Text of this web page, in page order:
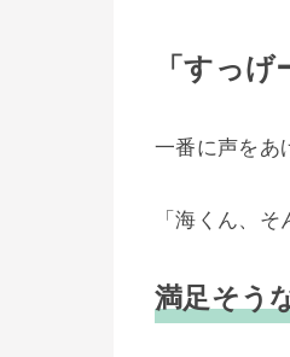
「すっげ
一番に声をあ
「海くん、
満足そう